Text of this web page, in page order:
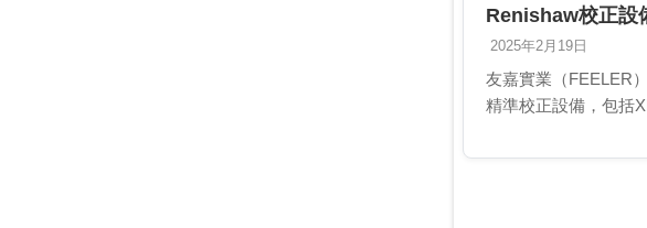
Renishaw校正設
2025年2月19日
友嘉實業（FEELER
精準校正設備，包括